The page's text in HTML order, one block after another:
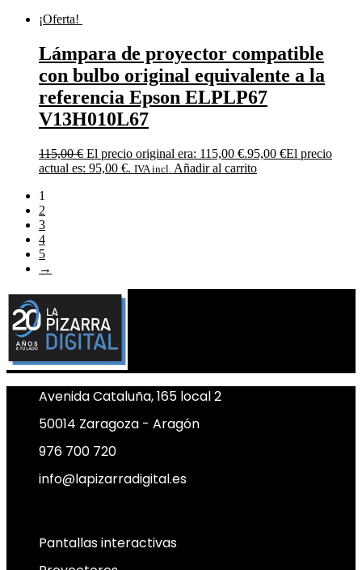
¡Oferta!
Lámpara de proyector compatible
con bulbo original equivalente a la
referencia Epson ELPLP67
V13H010L67
115,00€ El precio original era: 115,00 €.95,00 €El precio
actual es: 95,00 €. IVA incl. Añadir al carrito
1
2
3
4
5
→
Avenida Cataluña, 165 local 2
50014 Zaragoza - Aragón
976 700 720
info@lapizarradigital.es
Pantallas interactivas